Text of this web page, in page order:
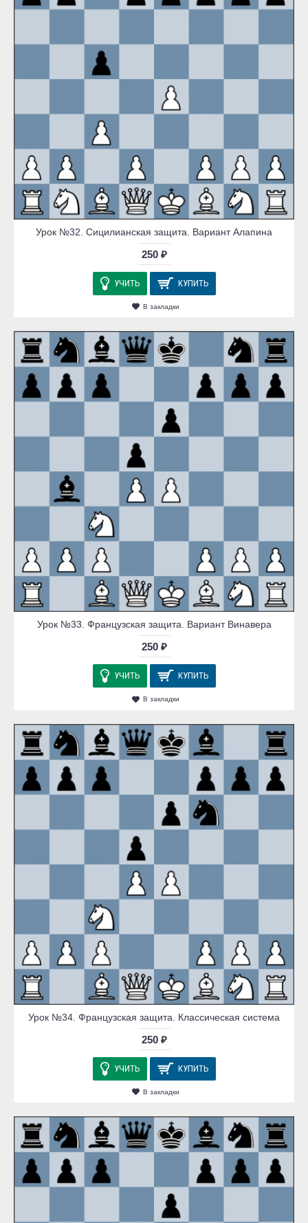
Урок №32. Сицилианская защита. Вариант Алапина
250 ₽
УЧИТЬ КУПИТЬ
В закладки
Урок №33. Французская защита. Вариант Винавера
250 ₽
УЧИТЬ КУПИТЬ
В закладки
Урок №34. Французская защита. Классическая система
250 ₽
УЧИТЬ КУПИТЬ
В закладки